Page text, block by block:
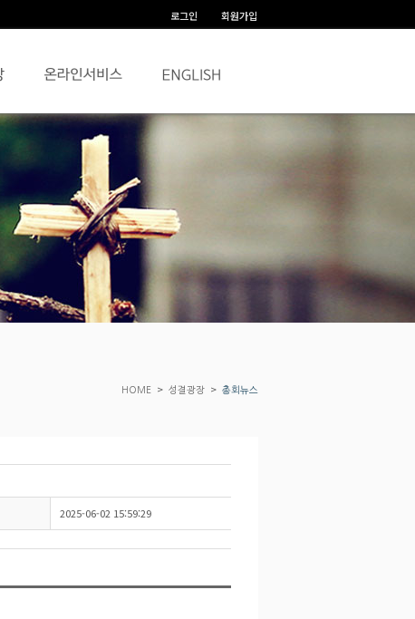
로그인 회원가입
HOME > 성결광장 > 총회뉴스
2025-06-02 15:59:29